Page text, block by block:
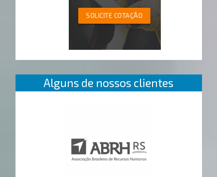
SOLICITE COTAÇÃO
Alguns de nossos clientes